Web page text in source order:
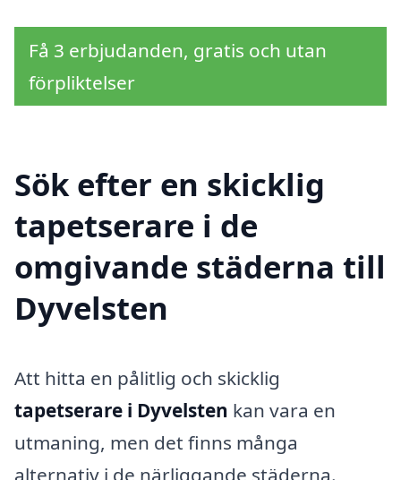
Få 3 erbjudanden, gratis och utan
förpliktelser
Sök efter en skicklig
tapetserare i de
omgivande städerna till
Dyvelsten
Att hitta en pålitlig och skicklig
tapetserare i Dyvelsten kan vara en
utmaning, men det finns många
alternativ i de närliggande städerna.